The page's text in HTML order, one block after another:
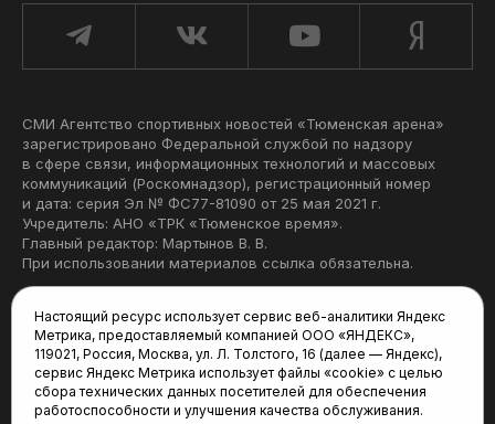
СМИ Агентство спортивных новостей «Тюменская арена»
зарегистрировано Федеральной службой по надзору
в сфере связи, информационных технологий и массовых
коммуникаций (Роскомнадзор), регистрационный номер
и дата: серия Эл № ФС77-81090 от 25 мая 2021 г.
Учредитель: АНО «ТРК «Тюменское время».
Главный редактор: Мартынов В. В.
При использовании материалов ссылка обязательна.
Редакция:
625035, Тюмень, пр. Геологоразведчиков, 28А
(3452) 68-22-28
tum-arena@mail.ru
Настоящий ресурс использует сервис веб-аналитики Яндекс
Метрика, предоставляемый компанией ООО «ЯНДЕКС»,
119021, Россия, Москва, ул. Л. Толстого, 16 (далее — Яндекс),
сервис Яндекс Метрика использует файлы «cookie» с целью
сбора технических данных посетителей для обеспечения
работоспособности и улучшения качества обслуживания.